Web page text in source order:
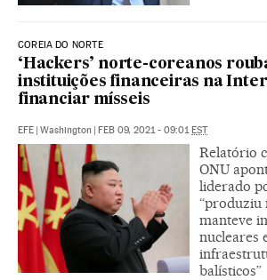
COREIA DO NORTE
‘Hackers’ norte-coreanos
instituições financeiras na
financiar mísseis
EFE | Washington | FEB 09, 2021 - 09:01EST
Relatório
ONU
liderado
“produziu
manteve
nucleares
balísticos”